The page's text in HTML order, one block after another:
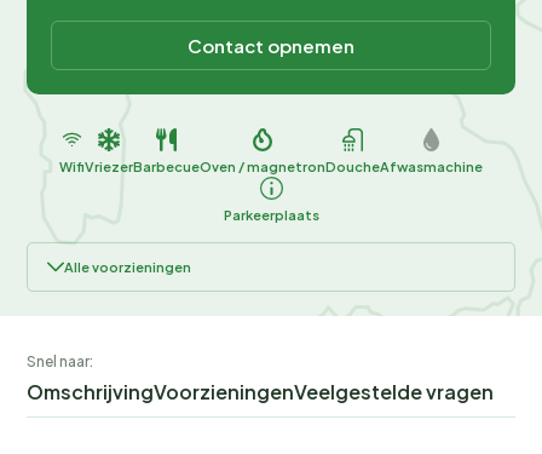
Contact opnemen
WifiVriezerBarbecueOven / magnetronDoucheAfwasmachine
Parkeerplaats
Alle voorzieningen
Snel naar:
OmschrijvingVoorzieningenVeelgestelde vragen